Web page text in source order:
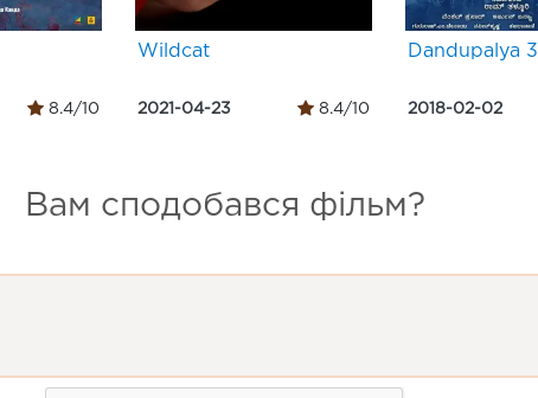
8.4/10
Wildcat
2021-04-23 8.4/10
Dandupalya 3
2018-02-02
Вам сподобався фільм?